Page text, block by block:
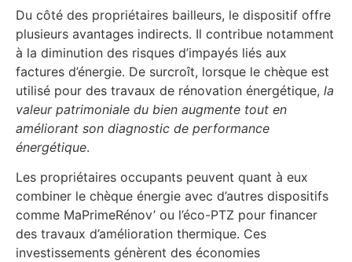
Du côté des propriétaires bailleurs, le dispositif offre
plusieurs avantages indirects. Il contribue notamment
à la diminution des risques d’impayés liés aux
factures d’énergie. De surcroît, lorsque le chèque est
utilisé pour des travaux de rénovation énergétique, la
valeur patrimoniale du bien augmente tout en
améliorant son diagnostic de performance
énergétique.
Les propriétaires occupants peuvent quant à eux
combiner le chèque énergie avec d’autres dispositifs
comme MaPrimeRénov’ ou l’éco-PTZ pour financer
des travaux d’amélioration thermique. Ces
investissements génèrent des économies